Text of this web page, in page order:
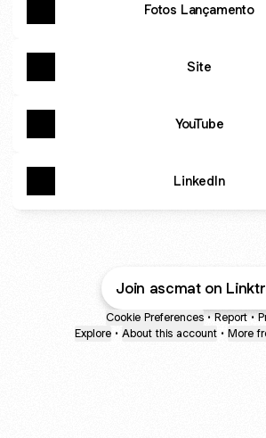
Fotos Lançamento
Site
YouTube
LinkedIn
Join ascmat on
Cookie Preferences • Report •
Explore • About this account • More